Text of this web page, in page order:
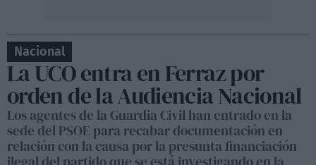
Nacional
La UCO entra en Ferraz por
orden de la Audiencia Nacional
Los agentes de la Guardia Civil han entrado en la
sede del PSOE para recabar documentación en
relación con la causa por la presunta financiación